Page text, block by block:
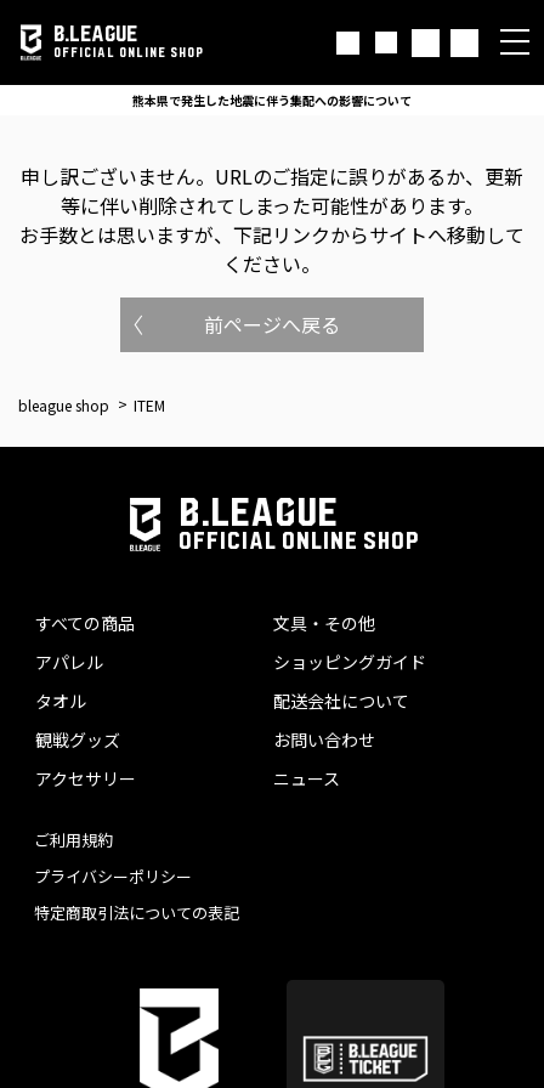
B.LEAGUE
OFFICIAL ONLINE SHOP
熊本県で発生した地震に伴う集配への影響について
申し訳ございません。 URLのご指定に誤りがあるか、更新
等に伴い削除されてしまった可能性があります。
お手数とは思いますが、下記リンクからサイトへ移動して
ください。
前ページへ戻る
bleague shop ITEM
B.LEAGUE
OFFICIAL ONLINE SHOP
すべての商品
アパレル
タオル
観戦グッズ
アクセサリー
文具・その他
ショッピングガイド
配送会社について
お問い合わせ
ニュース
ご利用規約
プライバシーポリシー
特定商取引法についての表記